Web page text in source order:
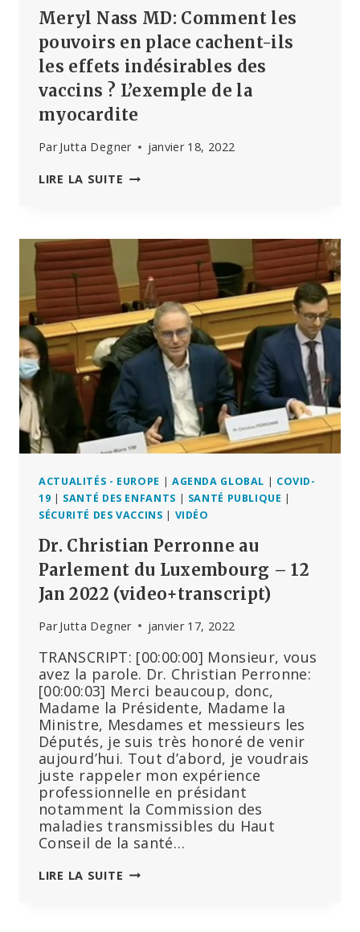
VÉRITÉ
ET
LES
DROITS
DE
L’HOMME
EST
TRAIN
DE
Meryl Nass MD: Comment les
pouvoirs en place cachent-ils
les effets indésirables des
vaccins ? L’exemple de la
myocardite
Par Jutta Degner janvier 18, 2022
LIRE LA SUITE MERYL
POUVOIRS
EN
PLACE
CACHENT-
ILS
LES
EFFETS
INDÉSIRABLES
DES
VACCINS
?
L’EXEMPLE
LA
MYOCARDITE
ACTUALITÉS - EUROPE | AGENDA GLOBAL | COVID-
19 | SANTÉ DES ENFANTS | SANTÉ PUBLIQUE |
SÉCURITÉ DES VACCINS | VIDÉO
Dr. Christian Perronne au
Parlement du Luxembourg – 12
Jan 2022 (video+transcript)
Par Jutta Degner janvier 17, 2022
TRANSCRIPT: [00:00:00] Monsieur, vous
avez la parole. Dr. Christian Perronne:
[00:00:03] Merci beaucoup, donc,
Madame la Présidente, Madame la
Ministre, Mesdames et messieurs les
Députés, je suis très honoré de venir
aujourd’hui. Tout d’abord, je voudrais
juste rappeler mon expérience
professionnelle en présidant
notamment la Commission des
maladies transmissibles du Haut
Conseil de la santé…
LIRE LA SUITE DR.